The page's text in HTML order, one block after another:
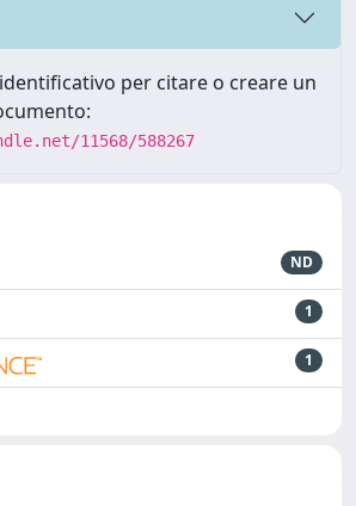
per citare o creare un
11568/588267
ND
1
1